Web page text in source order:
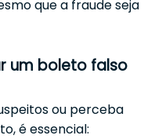
que a fraude seja
um boleto falso
ou perceba
é essencial: